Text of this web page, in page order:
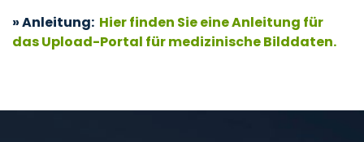
» Anleitung: Hier finden Sie eine Anleitung für
das Upload-Portal für medizinische Bilddaten.